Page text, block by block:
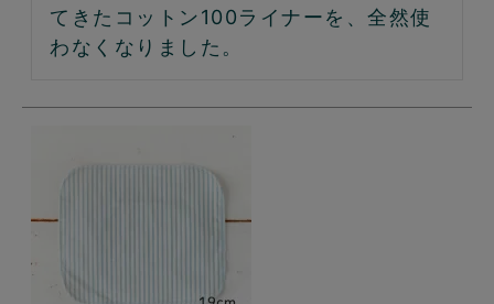
てきたコットン100ライナーを、全然使
わなくなりました。